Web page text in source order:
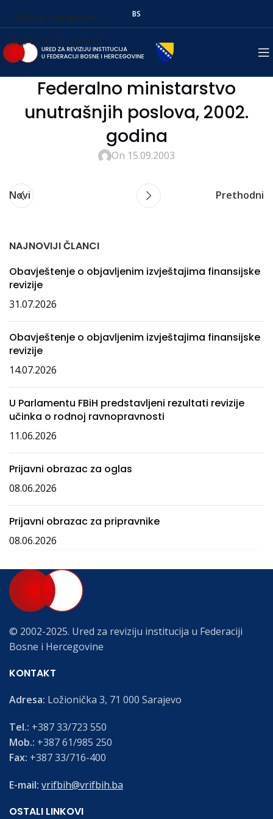
Skip to navigation
Skip to main content
BS
Federalno ministarstvo
unutrašnjih poslova, 2002.
godina
On 15.09.2003
Novi Prethodni
NAJNOVIJI ČLANCI
Obavještenje o objavljenim izvještajima finansijske
revizije
31.07.2026
Obavještenje o objavljenim izvještajima finansijske
revizije
14.07.2026
U Parlamentu FBiH predstavljeni rezultati revizije
učinka o rodnoj ravnopravnosti
11.06.2026
Prijavni obrazac za oglas
08.06.2026
Prijavni obrazac za pripravnike
08.06.2026
© 2002-2025. Ured za reviziju institucija u Federaciji
Bosne i Hercegovine
KONTAKT
Adresa: Ložionička 3, 71 000 Sarajevo
Tel.: +387 33/723 550
Mob.: +387 61/985 250
Fax: +387 33/716-400
E-mail: vrifbih@vrifbih.ba
OSTALI LINKOVI